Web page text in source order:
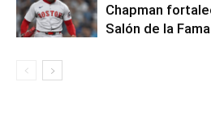
Chapman
Salón de la Fama